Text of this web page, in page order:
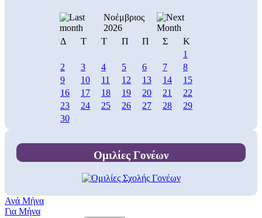
Νοέμβριος
2026
Δ
Τ Τ Π Π Σ
Κ
1
2
3 4 5 6 7
8
9
10 11 12 13 14
15
16
17 18 19 20 21
22
23
24 25 26 27 28
29
30
Ομιλίες Γονέων
Ανά Μήνα
Για Μήνα